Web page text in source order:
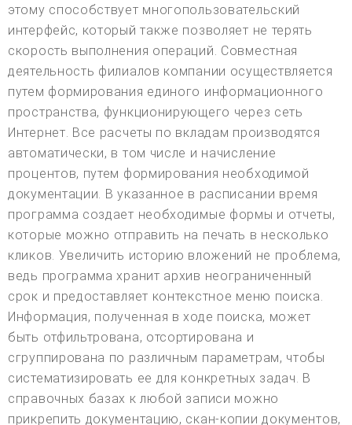
этому способствует многопользовательский
интерфейс, который также позволяет не терять
скорость выполнения операций. Совместная
деятельность филиалов компании осуществляется
путем формирования единого информационного
пространства, функционирующего через сеть
Интернет. Все расчеты по вкладам производятся
автоматически, в том числе и начисление
процентов, путем формирования необходимой
документации. В указанное в расписании время
программа создает необходимые формы и отчеты,
которые можно отправить на печать в несколько
кликов. Увеличить историю вложений не проблема,
ведь программа хранит архив неограниченный
срок и предоставляет контекстное меню поиска.
Информация, полученная в ходе поиска, может
быть отфильтрована, отсортирована и
сгруппирована по различным параметрам, чтобы
систематизировать ее для конкретных задач. В
справочных базах к любой записи можно
прикрепить документацию, скан-копии документов,